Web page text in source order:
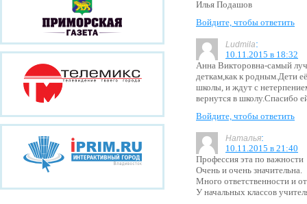
Илья Подашов
Войдите, чтобы ответить
Ludmila:
10.11.2015 в 18:32
Анна Викторовна-самый
деткам,как к родным.Дети
школы, и ждут с
вернутся в школу.Спасибо
Войдите, чтобы ответить
Наталья:
10.11.2015 в 21:40
Профессия эта по важности
Очень и очень значительна.
Много ответственности и
У начальных классов